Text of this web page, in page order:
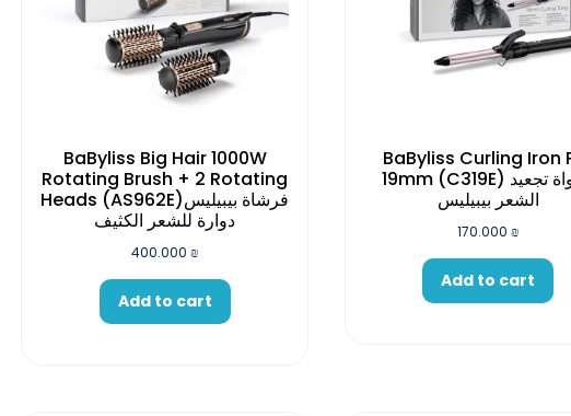
BaByliss Big Hair 1000W
Rotating Brush + 2 Rotating
Heads (AS962E)فرشاة بيبيليس
دوارة للشعر الكثيف
400.000₪
Add to cart
BaByliss Curling Iron
19mm (C319E) مكواة تجعيد
الشعر بيبيليس
170.000₪
Add to cart